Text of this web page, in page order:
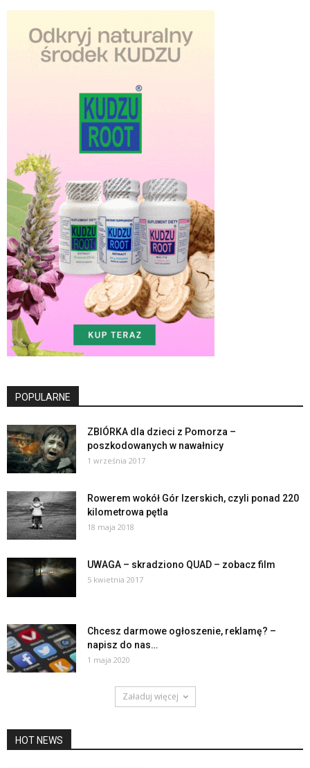
POPULARNE
ZBIÓRKA dla dzieci z Pomorza –
poszkodowanych w nawałnicy
1 września 2017
Rowerem wokół Gór Izerskich, czyli ponad 220
kilometrowa pętla
18 maja 2018
UWAGA – skradziono QUAD – zobacz film
5 kwietnia 2017
Chcesz darmowe ogłoszenie, reklamę? –
napisz do nas…
1 maja 2020
Załaduj więcej
HOT NEWS